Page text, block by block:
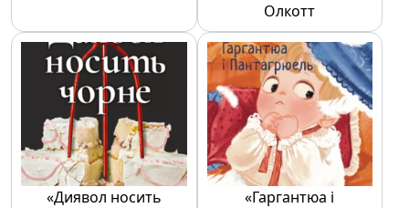
Олкотт
«Диявол носить
«Гаргантюа і